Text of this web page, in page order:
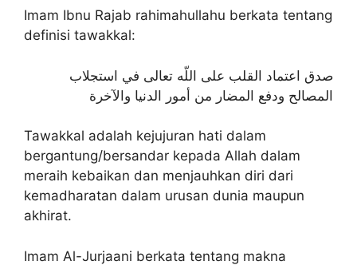
Imam Ibnu Rajab rahimahullahu berkata tentang
definisi tawakkal:
صدق اعتماد القلب على اللّه تعالى في استجلاب
المصالح ودفع المضار من أمور الدنيا والآخرة
Tawakkal adalah kejujuran hati dalam
bergantung/bersandar kepada Allah dalam
meraih kebaikan dan menjauhkan diri dari
kemadharatan dalam urusan dunia maupun
akhirat.
Imam Al-Jurjaani berkata tentang makna